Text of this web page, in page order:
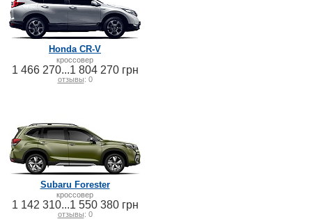
Honda CR-V
кроссовер
1 466 270...1 804 270 грн
отзывы: 0
Subaru Forester
кроссовер
1 142 310...1 550 380 грн
отзывы: 0